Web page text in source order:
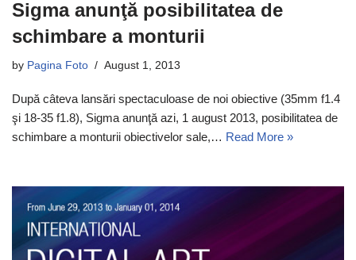
Sigma anunţă posibilitatea de
schimbare a monturii
by Pagina Foto August 1, 2013
După câteva lansări spectaculoase de noi obiective (35mm f1.4
şi 18-35 f1.8), Sigma anunţă azi, 1 august 2013, posibilitatea de
schimbare a monturii obiectivelor sale,… Read More »